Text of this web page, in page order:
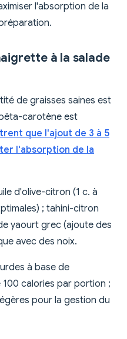
l'absorption de la
à la salade
de graisses saines est
carotène est
que l'ajout de 3 à 5
l'absorption de la
d'olive-citron (1 c. à
; tahini-citron
yaourt grec (ajoute des
avec des noix.
à base de
calories par portion ;
pour la gestion du